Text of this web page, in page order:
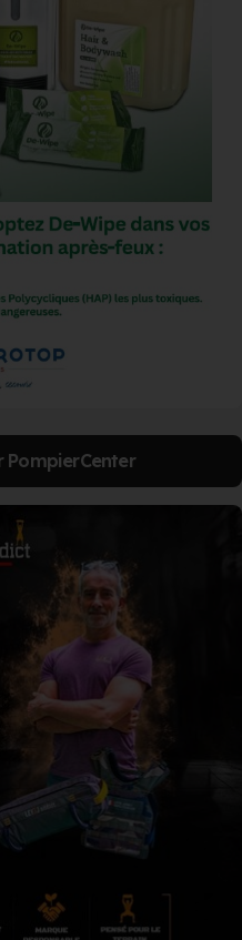
PompierCenter